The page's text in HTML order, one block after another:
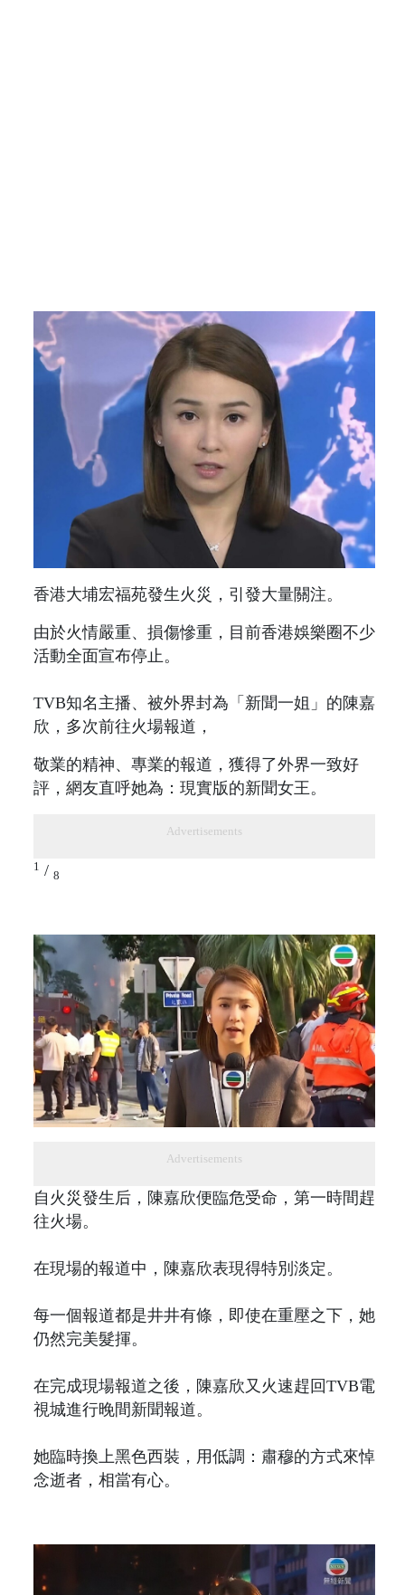
香港大埔宏福苑發生火災，引發大量關注。
由於火情嚴重、損傷慘重，目前香港娛樂圈不少
活動全面宣布停止。
TVB知名主播、被外界封為「新聞一姐」的陳嘉
欣，多次前往火場報道，
敬業的精神、專業的報道，獲得了外界一致好
評，網友直呼她為：現實版的新聞女王。
Advertisements
1 / 8
Advertisements
自火災發生后，陳嘉欣便臨危受命，第一時間趕
往火場。
在現場的報道中，陳嘉欣表現得特別淡定。
每一個報道都是井井有條，即使在重壓之下，她
仍然完美髮揮。
在完成現場報道之後，陳嘉欣又火速趕回TVB電
視城進行晚間新聞報道。
她臨時換上黑色西裝，用低調：肅穆的方式來悼
念逝者，相當有心。